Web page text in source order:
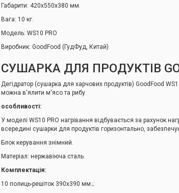
Габарити: 420х550х380 мм.
Вага: 10 кг.
Модель: WS10 PRO
Виробник: GoodFood (ГудФуд, Китай)
СУШАРКА ДЛЯ ПРОДУКТІВ
Дегідратор (сушарка для харчових продуктів) GoodFood
можна в'ялити м'ясо та рибу.
особливості:
У моделі WS10 PRO нагрівання відбувається за рахунок
всередині сушарки для продуктів горизонтально,
Блок керування знімний.
Матеріал: нержавіюча сталь.
Комплектація:
10 полиць-решіток 390х390 мм.;